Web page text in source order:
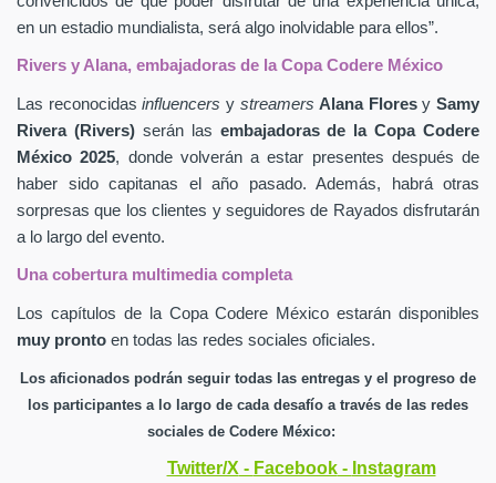
en un estadio mundialista, será algo inolvidable para ellos”.
Rivers y Alana, embajadoras de la Copa Codere México
Las reconocidasinfluencers y streamers Alana Floresy Samy
Rivera (Rivers)serán las embajadoras de la Copa Codere
México 2025, donde volverán a estar presentes después de
haber sido capitanas el año pasado. Además, habrá otras
sorpresas que los clientes y seguidores de Rayados disfrutarán
a lo largo del evento.
Una cobertura multimedia completa
Los capítulos de la Copa Codere México estarán disponibles
muy pronto en todas las redes sociales oficiales.
Los aficionados podrán seguir todas las entregas y el progreso de
los participantes a lo largo de cada desafío a través de las redes
sociales de Codere México:
Twitter/X- Facebook- Instagram